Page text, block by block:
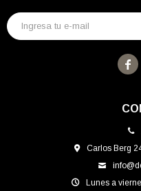
Carlos Berg
Lunes a
